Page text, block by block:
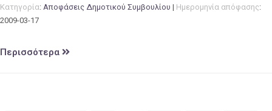
Κατηγορία: Αποφάσεις Δημοτικού Συμβουλίου | Ημερομηνία απόφασης:
2009-03-17
Περισσότερα